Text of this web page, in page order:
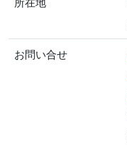
お問い合せ